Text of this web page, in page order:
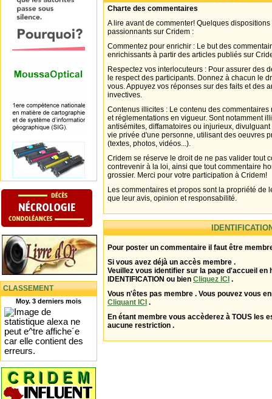
CLASSEMENT
Moy. 3 derniers mois
Charte des commentaires
A lire avant de commenter! Quelques
passionnants sur Cridem :
Commentez pour enrichir : Le but des
enrichissants à partir des articles publiés sur
Respectez vos interlocuteurs : Pour assurer des
le respect des participants. Donnez à chacun le
vous. Appuyez vos réponses sur des faits et des
invectives.
Contenus illicites : Le contenu des
et réglementations en vigueur. Sont notamment
antisémites, diffamatoires ou injurieux,
vie privée d'une personne, utilisant des oeuvres
(textes, photos, vidéos...).
Cridem se réserve le droit de ne pas valider tout
contrevenir à la loi, ainsi que tout commentaire
grossier. Merci pour votre participation à Cridem!
Les commentaires et propos sont la propriété de
que leur avis, opinion et responsabilité.
Pour poster un commentaire il faut être
Si vous avez déjà un accès membre .
Veuillez vous identifier sur la page d'accueil en
IDENTIFICATION ou bien Cliquez ICI .
Vous n'êtes pas membre . Vous pouvez vous
Cliquant ICI .
En étant membre vous accèderez à TOUS les
aucune restriction .